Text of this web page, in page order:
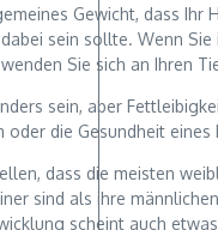
Gewicht, dass Ihr
sein sollte. Wenn Sie
Sie sich an Ihren
sein, aber
oder die Gesundheit eines
dass die meisten
sind als ihre
scheint auch